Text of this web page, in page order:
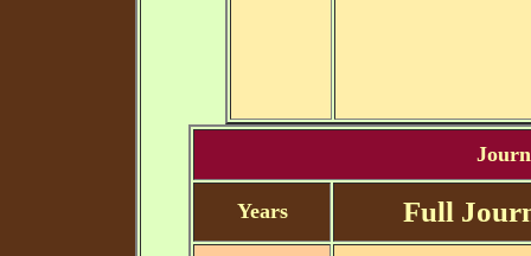
Years Full